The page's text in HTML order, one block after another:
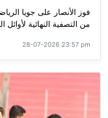
من التصفية النهائية لأوائل
28-07-2026 23:57 pm